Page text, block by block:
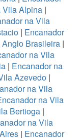
Vila Alpina |
na Vila
| Encanador
Brasileira|
na Vila
| Encanador na
Azevedo |
na Vila
na Vila
Bertioga|
na Vila
| Encanador